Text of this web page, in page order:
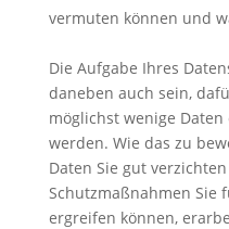
vermuten können und
Die Aufgabe Ihres
daneben auch sein,
möglichst wenige
werden. Wie das zu
Daten Sie gut
Schutzmaßnahmen Sie
ergreifen können,